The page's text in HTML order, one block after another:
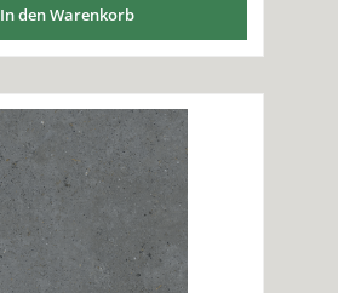
In den Warenkorb